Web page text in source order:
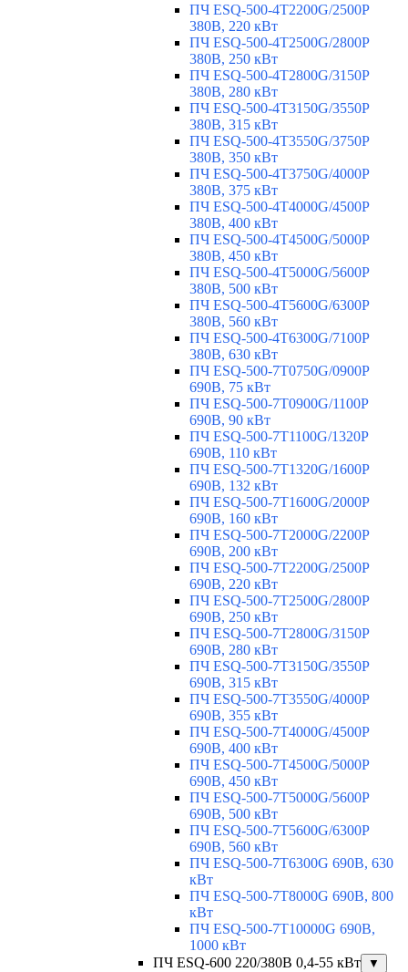
ПЧ ESQ-500-4T2200G/2500P
380В, 220 кВт
ПЧ ESQ-500-4T2500G/2800P
380В, 250 кВт
ПЧ ESQ-500-4T2800G/3150P
380В, 280 кВт
ПЧ ESQ-500-4T3150G/3550P
380В, 315 кВт
ПЧ ESQ-500-4T3550G/3750P
380В, 350 кВт
ПЧ ESQ-500-4T3750G/4000P
380В, 375 кВт
ПЧ ESQ-500-4T4000G/4500P
380В, 400 кВт
ПЧ ESQ-500-4T4500G/5000P
380В, 450 кВт
ПЧ ESQ-500-4T5000G/5600P
380В, 500 кВт
ПЧ ESQ-500-4T5600G/6300P
380В, 560 кВт
ПЧ ESQ-500-4T6300G/7100P
380В, 630 кВт
ПЧ ESQ-500-7T0750G/0900P
690В, 75 кВт
ПЧ ESQ-500-7T0900G/1100P
690В, 90 кВт
ПЧ ESQ-500-7T1100G/1320P
690В, 110 кВт
ПЧ ESQ-500-7T1320G/1600P
690В, 132 кВт
ПЧ ESQ-500-7T1600G/2000P
690В, 160 кВт
ПЧ ESQ-500-7T2000G/2200P
690В, 200 кВт
ПЧ ESQ-500-7T2200G/2500P
690В, 220 кВт
ПЧ ESQ-500-7T2500G/2800P
690В, 250 кВт
ПЧ ESQ-500-7T2800G/3150P
690В, 280 кВт
ПЧ ESQ-500-7T3150G/3550P
690В, 315 кВт
ПЧ ESQ-500-7T3550G/4000P
690В, 355 кВт
ПЧ ESQ-500-7T4000G/4500P
690В, 400 кВт
ПЧ ESQ-500-7T4500G/5000P
690В, 450 кВт
ПЧ ESQ-500-7T5000G/5600P
690В, 500 кВт
ПЧ ESQ-500-7T5600G/6300P
690В, 560 кВт
ПЧ ESQ-500-7T6300G 690В, 630
кВт
ПЧ ESQ-500-7T8000G 690В, 800
кВт
ПЧ ESQ-500-7T10000G 690В,
1000 кВт
ПЧ ESQ-600 220/380В 0,4-55 кВт
▼